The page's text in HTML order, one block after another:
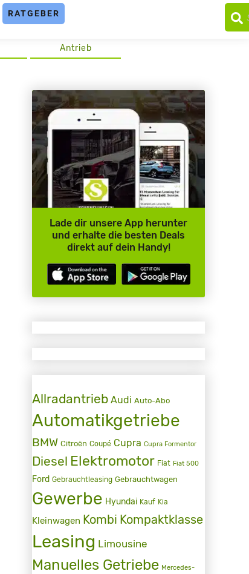
RATGEBER
Antrieb
Lade dir unsere App herunter
und erhalte die besten Deals
direkt auf dein Handy!
Allradantrieb Audi Auto-Abo
Automatikgetriebe
BMW Citroën Coupé Cupra Cupra Formentor
Diesel Elektromotor Fiat Fiat 500
Ford Gebrauchtleasing Gebrauchtwagen
Gewerbe Hyundai Kauf Kia
Kleinwagen Kombi Kompaktklasse
Leasing Limousine
Manuelles Getriebe Mercedes-